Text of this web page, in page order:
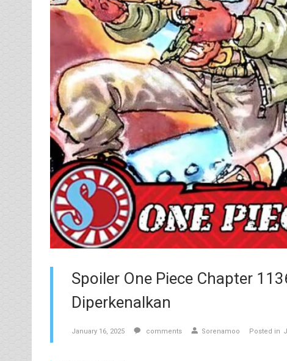
Spoiler One Piece Chapter
Diperkenalkan
January 16, 2025 comments Sorenamoo Posted in